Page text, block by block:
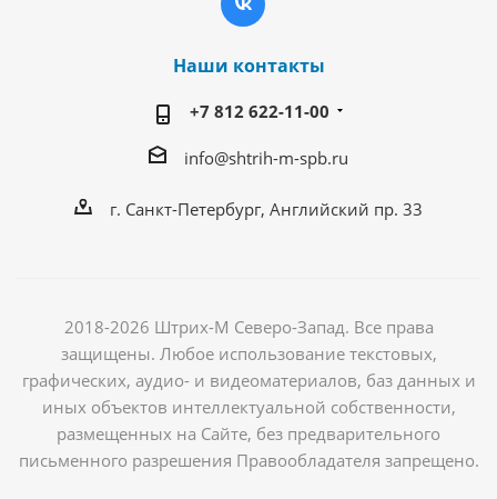
Наши контакты
+7 812 622-11-00
info@shtrih-m-spb.ru
г. Санкт-Петербург, Английский пр. 33
2018-2026 Штрих-М Северо-Запад. Все права
защищены. Любое использование текстовых,
графических, аудио- и видеоматериалов, баз данных и
иных объектов интеллектуальной собственности,
размещенных на Сайте, без предварительного
письменного разрешения Правообладателя запрещено.